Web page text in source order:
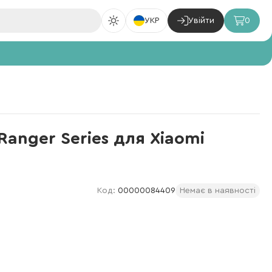
УКР Увійти 0
Series для Xiaomi
Код: 00000084409 Немає в наявності